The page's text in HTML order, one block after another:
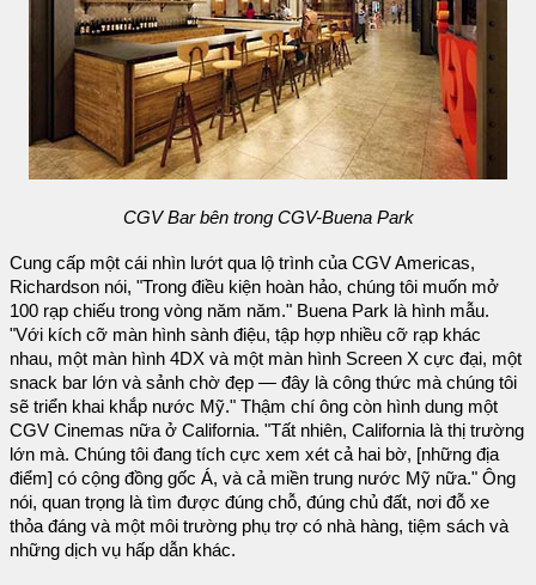
CGV Bar bên trong CGV-Buena Park
Cung cấp một cái nhìn lướt qua lộ trình của CGV Americas,
Richardson nói, "Trong điều kiện hoàn hảo, chúng tôi muốn mở
100 rạp chiếu trong vòng năm năm." Buena Park là hình mẫu.
"Với kích cỡ màn hình sành điệu, tập hợp nhiều cỡ rạp khác
nhau, một màn hình 4DX và một màn hình Screen X cực đại, một
snack bar lớn và sảnh chờ đẹp — đây là công thức mà chúng tôi
sẽ triển khai khắp nước Mỹ." Thậm chí ông còn hình dung một
CGV Cinemas nữa ở California. "Tất nhiên, California là thị trường
lớn mà. Chúng tôi đang tích cực xem xét cả hai bờ, [những địa
điểm] có cộng đồng gốc Á, và cả miền trung nước Mỹ nữa." Ông
nói, quan trọng là tìm được đúng chỗ, đúng chủ đất, nơi đỗ xe
thỏa đáng và một môi trường phụ trợ có nhà hàng, tiệm sách và
những dịch vụ hấp dẫn khác.